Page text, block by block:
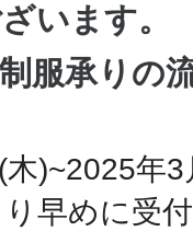
います。
服承りの
)~2025年
めに受付